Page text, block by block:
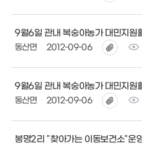
9월6일 관내 복숭아농가 대민지원
동산면 2012-09-06
9월6일 관내 복숭아농가 대민지원
동산면 2012-09-06
봉명2리 "찾아가는 이동보건소"운